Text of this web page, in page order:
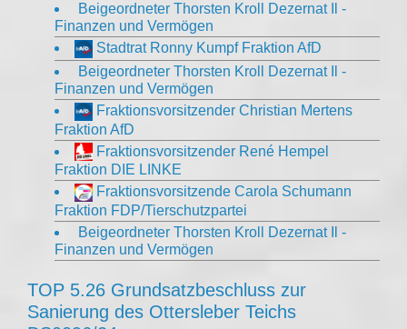
Beigeordneter Thorsten Kroll Dezernat Il -
Finanzen und Vermögen
Stadtrat Ronny Kumpf Fraktion AfD
Beigeordneter Thorsten Kroll Dezernat Il -
Finanzen und Vermögen
Fraktionsvorsitzender Christian Mertens
Fraktion AfD
Fraktionsvorsitzender René Hempel
Fraktion DIE LINKE
Fraktionsvorsitzende Carola Schumann
Fraktion FDP/Tierschutzpartei
Beigeordneter Thorsten Kroll Dezernat Il -
Finanzen und Vermögen
TOP 5.26 Grundsatzbeschluss zur
Sanierung des Ottersleber Teichs